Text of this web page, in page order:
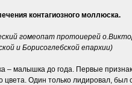
контагиозного моллюска.
гомеопат протоиерей
и Борисоглебской епархии)
– малышка до года. Первые
цвета. Один только лидировал,